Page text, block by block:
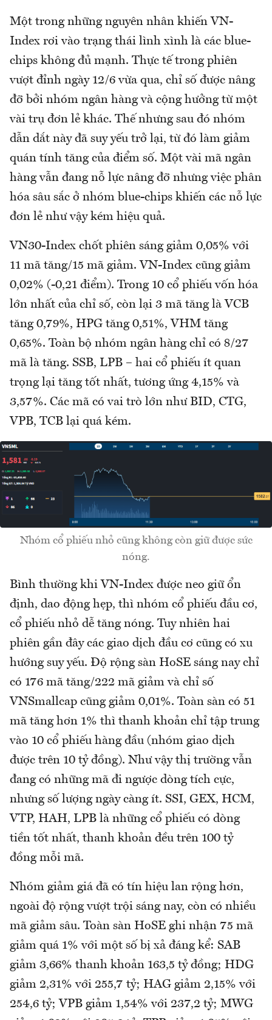
Một trong những nguyên nhân khiến VN-
Index rơi vào trạng thái lình xình là các blue-
chips không đủ mạnh. Thực tế trong phiên
vượt đỉnh ngày 12/6 vừa qua, chỉ số được nâng
đỡ bởi nhóm ngân hàng và cộng hưởng từ một
vài trụ đơn lẻ khác. Thế nhưng sau đó nhóm
dẫn dắt này đã suy yếu trở lại, từ đó làm giảm
quán tính tăng của điểm số. Một vài mã ngân
hàng vẫn đang nỗ lực nâng đỡ nhưng việc phân
hóa sâu sắc ở nhóm blue-chips khiến các nỗ lực
đơn lẻ như vậy kém hiệu quả.
VN30-Index chốt phiên sáng giảm 0,05% với
11 mã tăng/15 mã giảm. VN-Index cũng giảm
0,02% (-0,21 điểm). Trong 10 cổ phiếu vốn hóa
lớn nhất của chỉ số, còn lại 3 mã tăng là VCB
tăng 0,79%, HPG tăng 0,51%, VHM tăng
0,65%. Toàn bộ nhóm ngân hàng chỉ có 8/27
mã là tăng. SSB, LPB – hai cổ phiếu ít quan
trọng lại tăng tốt nhất, tương ứng 4,15% và
3,57%. Các mã có vai trò lớn như BID, CTG,
VPB, TCB lại quá kém.
Nhóm cổ phiếu nhỏ cũng không còn giữ được sức
nóng.
Bình thường khi VN-Index được neo giữ ổn
định, dao động hẹp, thì nhóm cổ phiếu đầu cơ,
cổ phiếu nhỏ dễ tăng nóng. Tuy nhiên hai
phiên gần đây các giao dịch đầu cơ cũng có xu
hướng suy yếu. Độ rộng sàn HoSE sáng nay chỉ
có 176 mã tăng/222 mã giảm và chỉ số
VNSmallcap cũng giảm 0,01%. Toàn sàn có 51
mã tăng hơn 1% thì thanh khoản chỉ tập trung
vào 10 cổ phiếu hàng đầu (nhóm giao dịch
được trên 10 tỷ đồng). Như vậy thị trường vẫn
đang có những mã đi ngược dòng tích cực,
nhưng số lượng ngày càng ít. SSI, GEX, HCM,
VTP, HAH, LPB là những cổ phiếu có dòng
tiền tốt nhất, thanh khoản đều trên 100 tỷ
đồng mỗi mã.
Nhóm giảm giá đã có tín hiệu lan rộng hơn,
ngoài độ rộng vượt trội sáng nay, còn có nhiều
mã giảm sâu. Toàn sàn HoSE ghi nhận 75 mã
giảm quá 1% với một số bị xả đáng kể: SAB
giảm 3,66% thanh khoản 163,5 tỷ đồng; HDG
giảm 2,31% với 255,7 tỷ; HAG giảm 2,15% với
254,6 tỷ; VPB giảm 1,54% với 237,2 tỷ; MWG